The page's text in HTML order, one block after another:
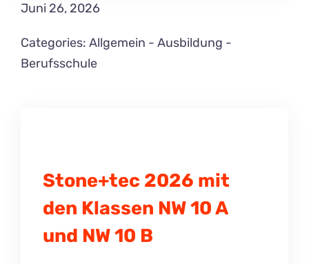
Juni 26, 2026
Categories: Allgemein - Ausbildung -
Berufsschule
Stone+tec 2026 mit
den Klassen NW 10 A
und NW 10 B